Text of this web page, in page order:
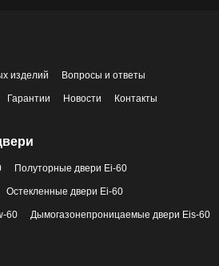
изделий Вопросы и ответы
Гарантии Новости Контакты
Полуторные двери Ei-60
Остекленные двери Ei-60
60 Дымогазонепроницаемые двери Eis-60